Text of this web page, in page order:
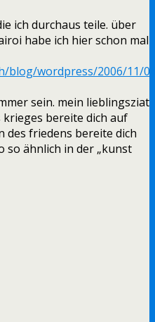
ich durchaus teile. über
habe ich hier schon mal
blog/wordpress/2006/11/
sein. mein lieblingsziat
krieges bereite dich auf
des friedens bereite dich
so ähnlich in der „kunst